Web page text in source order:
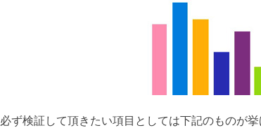
必ず検証して頂きたい項目としては下記のものが挙